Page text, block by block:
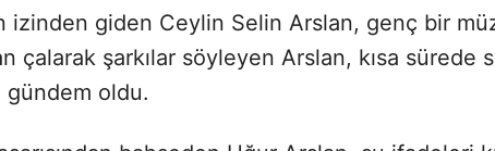
izinden giden Ceylin Selin Arslan, genç bir
çalarak şarkılar söyleyen Arslan, kısa sürede
gündem oldu.